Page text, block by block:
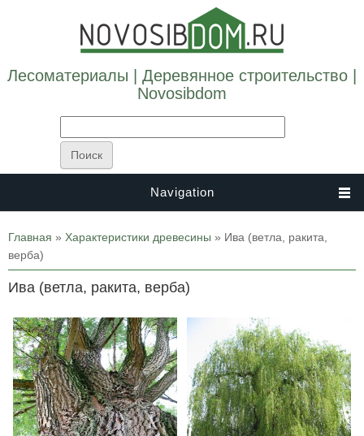
Лесоматериалы | Деревянное строительство |
Novosibdom
Navigation
Вы здесь
Главная » Характеристики древесины » Ива (ветла, ракита,
верба)
Ива (ветла, ракита, верба)